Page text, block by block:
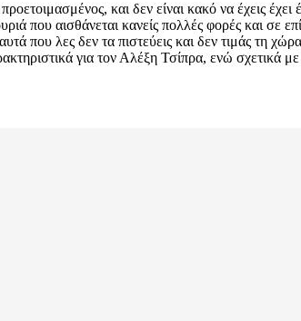
και δεν είναι κακό να έχεις έχει
που αισθάνεται κανείς πολλές φορές και σε
που λες δεν τα πιστεύεις και δεν τιμάς τη
για τον Αλέξη Τσίπρα, ενώ σχετικά